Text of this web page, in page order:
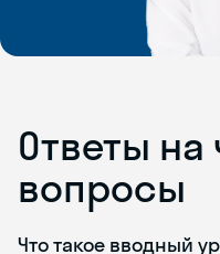
Ответы на
вопросы
Что такое вводный